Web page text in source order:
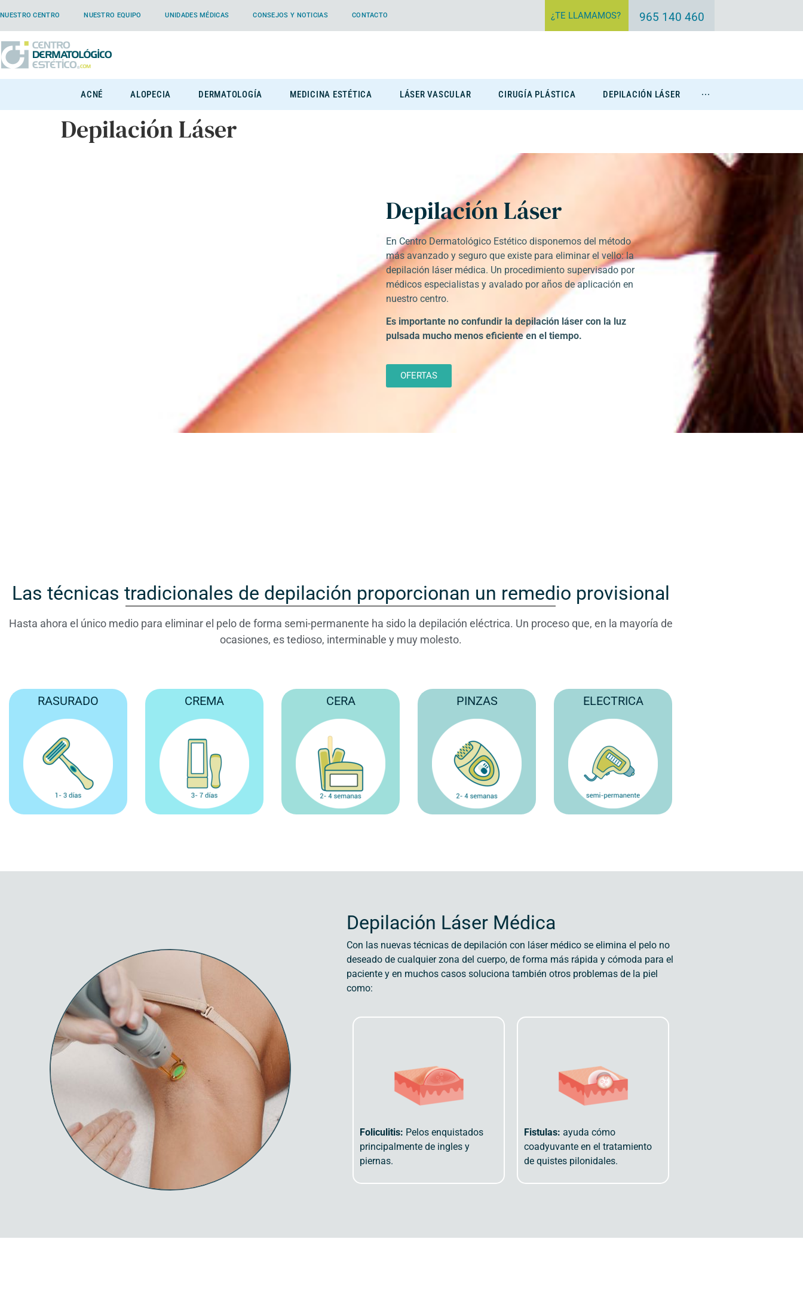
NUESTRO CENTRO NUESTRO EQUIPO UNIDADES MÉDICAS CONSEJOS Y NOTICIAS CONTACTO ¿TE LLAMAMOS? 965 140 460
ACNÉ ALOPECIA DERMATOLOGÍA MEDICINA ESTÉTICA LÁSER VASCULAR CIRUGÍA PLÁSTICA DEPILACIÓN LÁSER ···
Depilación Láser
Depilación Láser
En Centro Dermatológico Estético disponemos del método
más avanzado y seguro que existe para eliminar el vello: la
depilación láser médica. Un procedimiento supervisado por
médicos especialistas y avalado por años de aplicación en
nuestro centro.
Es importante no confundir la depilación láser con la luz
pulsada mucho menos eficiente en el tiempo.
OFERTAS
Las técnicas tradicionales de depilación proporcionan un remedio provisional
Hasta ahora el único medio para eliminar el pelo de forma semi-permanente ha sido la depilación eléctrica. Un proceso que, en la mayoría de
ocasiones, es tedioso, interminable y muy molesto.
RASURADO CREMA CERA PINZAS ELECTRICA
Depilación Láser Médica
Con las nuevas técnicas de depilación con láser médico se elimina el pelo no
deseado de cualquier zona del cuerpo, de forma más rápida y cómoda para el
paciente y en muchos casos soluciona también otros problemas de la piel
como:
Foliculitis: Pelos enquistados
principalmente de ingles y
piernas.
Fistulas: ayuda cómo
coadyuvante en el tratamiento
de quistes pilonidales.